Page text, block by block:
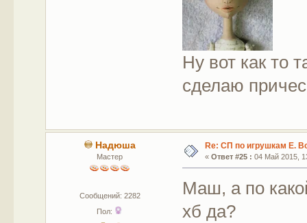
Ну вот как то
сделаю
Надюша
Мастер
Сообщений: 2282
Пол:
Re: СП по игрушкам Е.
« Ответ #25 : 04 Май 2015,
Маш, а по
хб да?